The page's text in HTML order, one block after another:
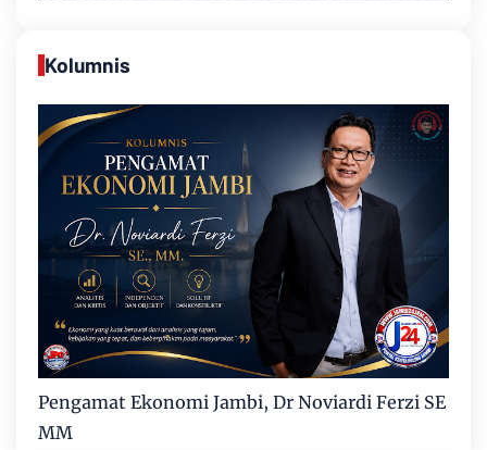
Kolumnis
Pengamat Ekonomi Jambi, Dr Noviardi Ferzi SE
MM